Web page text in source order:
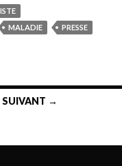
MALADIE
PRESSE
SUIVANT →